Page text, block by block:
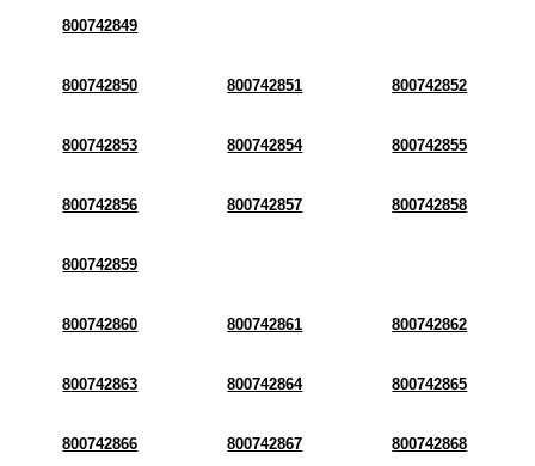
800742849
800742850 800742851 800742852
800742853 800742854 800742855
800742856 800742857 800742858
800742859
800742860 800742861 800742862
800742863 800742864 800742865
800742866 800742867 800742868